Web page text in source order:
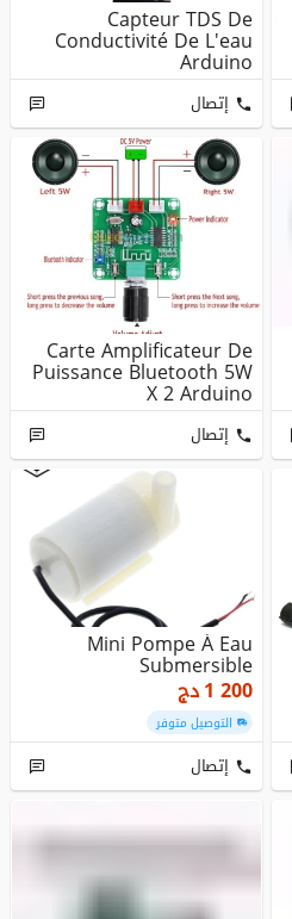
Capteur TDS De
Conductivité De L'eau
Arduino
إتصال
Carte Amplificateur De
Puissance Bluetooth 5W
X 2 Arduino
إتصال
Mini Pompe À Eau
Submersible
1 200دج
التوصيل متوفر
إتصال